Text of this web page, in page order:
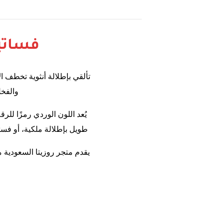
تألقي بإطلالة أنثوية
يُعد اللون الوردي رمزًا
طويل بإطلالة ملكية، أو
يقدم متجر روزيتا